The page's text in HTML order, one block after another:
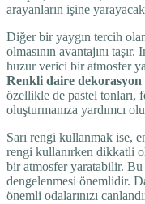
arayanların işine
Diğer bir yaygın tercih
olmasının avantajını
huzur verici bir atmosfer
Renkli daire
özellikle de pastel tonları,
oluşturmanıza yardımcı
Sarı rengi kullanmak ise,
rengi kullanırken dikkatli
bir atmosfer yaratabilir. Bu
dengelenmesi önemlidir.
önemli odalarınızı